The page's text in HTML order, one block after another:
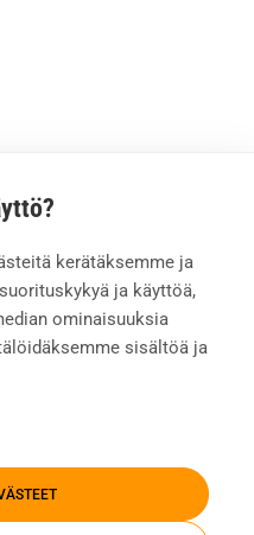
kerätäksemme ja
ja käyttöä,
ominaisuuksia
sisältöä ja